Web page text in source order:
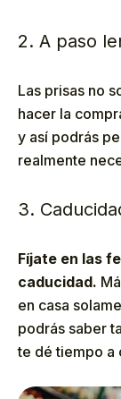
2. A paso
Las prisas no
hacer la
y así podrás
realmente
3.
Fíjate en las
caducidad.
en casa
podrás saber
te dé tiempo a